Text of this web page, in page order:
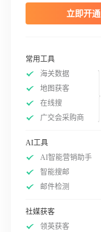
立即开通
常用工具
海关数据
地图获客
在线搜
广交会采购商
AI工具
AI智能营销助手
智能搜邮
邮件检测
社媒获客
领英获客